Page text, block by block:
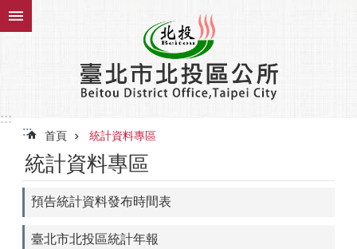
跳到主要內容區塊
:::
::: 首頁 統計資料專區
統計資料專區
預告統計資料發布時間表
臺北市北投區統計年報